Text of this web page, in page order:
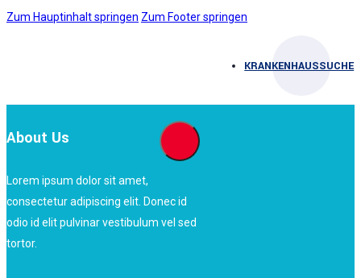
Zum Hauptinhalt springen Zum Footer springen
KRANKENHAUSSUCHE
About Us
Lorem ipsum dolor sit amet,
consectetur adipiscing elit. Donec id
odio id elit pulvinar vestibulum vel sed
tortor.